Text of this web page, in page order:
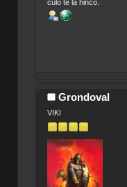
culo te la hinco.
Grondoval
VIKI